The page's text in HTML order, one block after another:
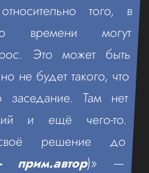
того, в
времени могут
Это может быть
не будет такого, что
Там нет
и ещё чего-то.
решение до
)» —